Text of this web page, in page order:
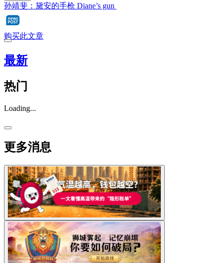
孙靖斐：黛安的手枪 Diane’s gun
购买此文章
最新
热门
Loading...
更多消息